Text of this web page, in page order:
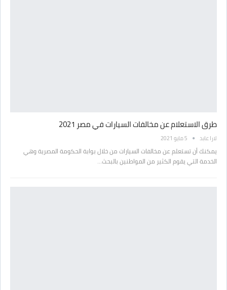
طرق الاستعلام عن مخالفات السيارات في مصر 2021
لارا عابد 5 مايو 2021
يمكنك أن تستعلم عن مخالفات السيارات من خلال بوابة الحكومة المصرية وهي
الخدمة التي يقوم الكثير من المواطنين بالبحث…